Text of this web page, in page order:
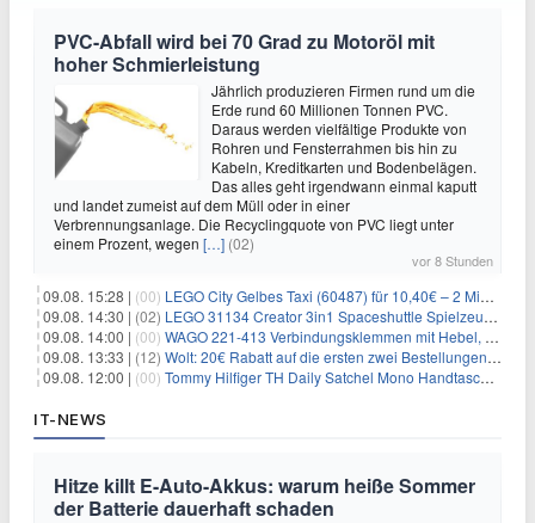
PVC-Abfall wird bei 70 Grad zu Motoröl mit
hoher Schmierleistung
Jährlich produzieren Firmen rund um die
Erde rund 60 Millionen Tonnen PVC.
Daraus werden vielfältige Produkte von
Rohren und Fensterrahmen bis hin zu
Kabeln, Kreditkarten und Bodenbelägen.
Das alles geht irgendwann einmal kaputt
und landet zumeist auf dem Müll oder in einer
Verbrennungsanlage. Die Recyclingquote von PVC liegt unter
einem Prozent, wegen […] (02)
vor 8 Stunden
09.08. 15:28 | (00) LEGO City Gelbes Taxi (60487) für 10,40€ – 2 Minifiguren
09.08. 14:30 | (02) LEGO 31134 Creator 3in1 Spaceshuttle Spielzeug für 6,39€
09.08. 14:00 | (00) WAGO 221-413 Verbindungsklemmen mit Hebel, 50 Stück für 14,99€
09.08. 13:33 | (12) Wolt: 20€ Rabatt auf die ersten zwei Bestellungen für Neukunden
09.08. 12:00 | (00) Tommy Hilfiger TH Daily Satchel Mono Handtasche für 73,97€
IT-NEWS
Hitze killt E-Auto-Akkus: warum heiße Sommer
der Batterie dauerhaft schaden